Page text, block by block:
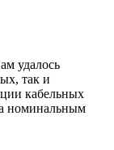
удалось
так и
кабельных
номинальным